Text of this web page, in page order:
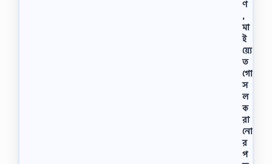
ণ
,
মা
ই
য়্যে
ত
গো
স
ল
ক
রা
নো
র
প